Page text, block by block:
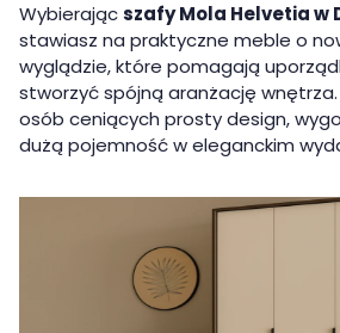
Wybierającszafy Mola Helvetia w
stawiasz na praktyczne meble o
wyglądzie, które pomagają
stworzyć spójną aranżację
osób ceniących prosty design,
dużą pojemność w eleganckim